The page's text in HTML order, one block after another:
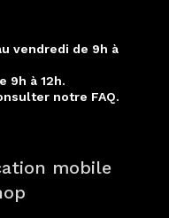
vendredi de 9h à
9h à 12h.
notre FAQ.
mobile